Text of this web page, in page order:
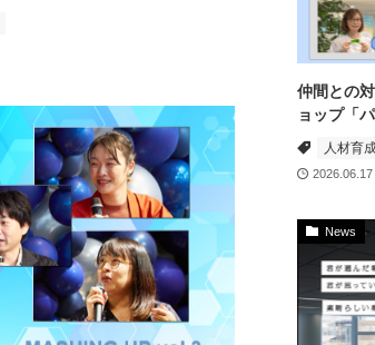
仲間との
ョップ「
人材育
2026.06.17
News